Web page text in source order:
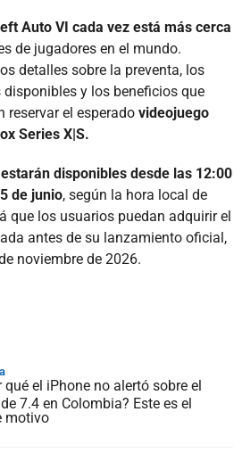
Auto VI cada vez está más cerca
de jugadores en el mundo.
detalles sobre la preventa, los
y los beneficios que
reservar el esperado videojuego
Series X|S.
disponibles desde las 12:00
de junio, según la hora local de
que los usuarios puedan adquirir el
antes de su lanzamiento oficial,
noviembre de 2026.
qué el iPhone no alertó sobre el
7.4 en Colombia? Este es el
motivo